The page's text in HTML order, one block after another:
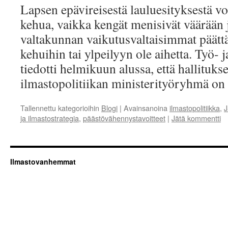
Lapsen epävireisestä lauluesityksestä
kehua, vaikka kengät menisivät
valtakunnan vaikutusvaltaisimmat
kehuihin tai ylpeilyyn ole aihetta. Työ-
tiedotti helmikuun alussa, että
ilmastopolitiikan ministerityöryhmä
Tallennettu kategorioihin Blogi | Avainsanoina ilmastopolitiikka,
ja ilmastostrategia, päästövähennystavoitteet | Jätä kommentti
Ilmastovanhemmat